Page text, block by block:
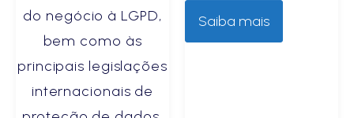
do negócio à LGPD,
bem como às
principais legislações
internacionais de
Saiba mais